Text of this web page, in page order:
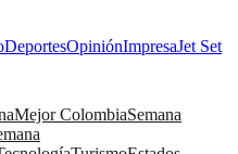
DeportesOpiniónImpresaJet Set
Mejor ColombiaSemana